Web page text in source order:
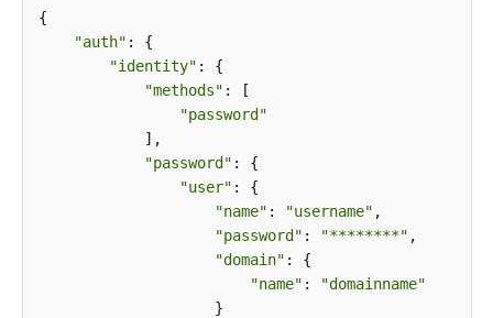
服
{
"auth" : {
"identity" : {
"methods" : [
"password"
            ],
"password" : {
"user" : {
"name" : "username" ,
"password" : "********" ,
"domain" : {
"name" :
"domainname"
                    }